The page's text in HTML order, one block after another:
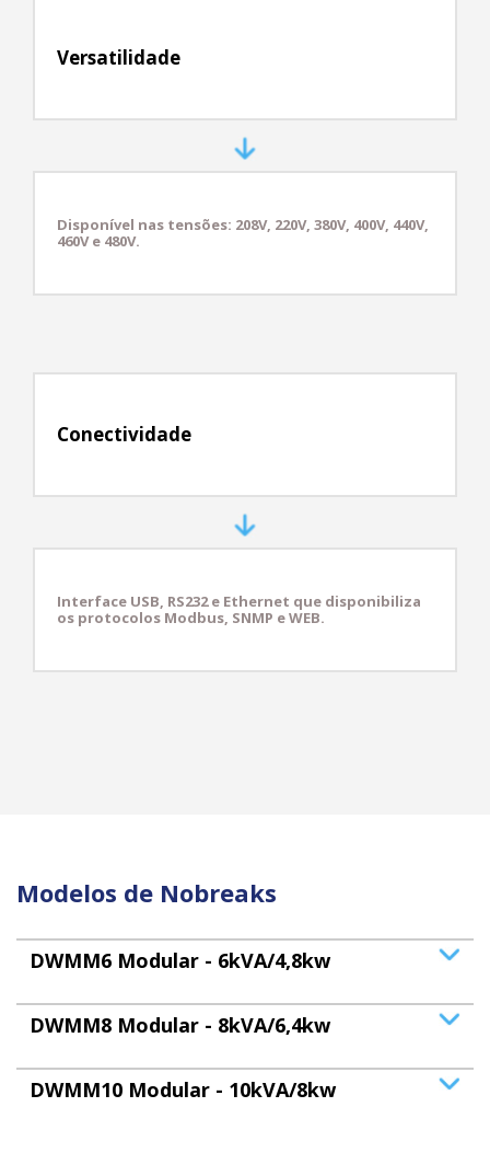
Versatilidade
Disponível nas tensões: 208V, 220V, 380V, 400V, 440V,
460V e 480V.
Conectividade
Interface USB, RS232 e Ethernet que disponibiliza
os protocolos Modbus, SNMP e WEB.
Modelos de Nobreaks
DWMM6 Modular - 6kVA/4,8kw
DWMM8 Modular - 8kVA/6,4kw
DWMM10 Modular - 10kVA/8kw